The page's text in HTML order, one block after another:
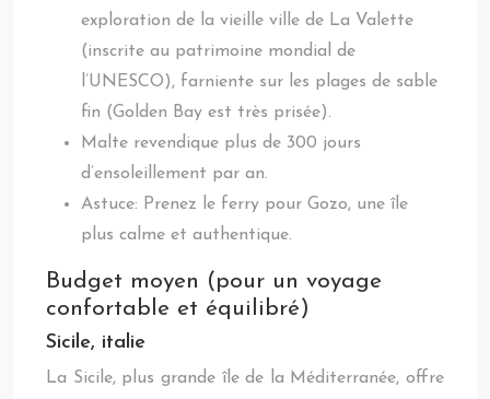
exploration de la vieille ville de La Valette
(inscrite au patrimoine mondial de
l’UNESCO), farniente sur les plages de sable
fin (Golden Bay est très prisée).
Malte revendique plus de 300 jours
d’ensoleillement par an.
Astuce: Prenez le ferry pour Gozo, une île
plus calme et authentique.
Budget moyen (pour un voyage
confortable et équilibré)
Sicile, italie
La Sicile, plus grande île de la Méditerranée, offre